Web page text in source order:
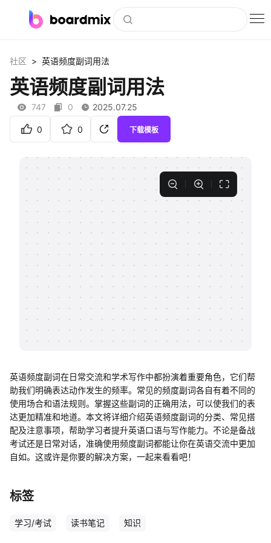
社区资源
下载
支持
帮助中心
知识分享社区
社区 > 英语频度副词用法
英语频度副词用法
747 0 2025.07.25
0 0 下载模板
英语频度副词在日常交流和学术写作中都扮演着重要角色，它们帮
助我们明确表达动作发生的频率。常见的频度副词各自有着不同的
使用场合和语法规则。掌握这些副词的正确用法，可以使我们的表
达更加精准和地道。本文将详细介绍英语频度副词的分类、常见搭
配及注意事项，帮助学习者提升英语口语与写作能力。不论是备战
考试还是日常对话，准确使用频度副词都能让你在英语交流中更加
自如。这或许是你要的解决方案，一起来看看吧！
标签
学习/考试 读书笔记 知识